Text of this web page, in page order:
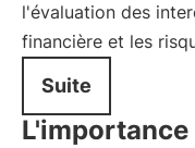
l'évaluation des
financière et les
Suite